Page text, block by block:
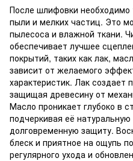
После шлифовки необходимо
пыли и мелких частиц. Это
пылесоса и влажной ткани.
обеспечивает лучшее
покрытий, таких как лак,
зависит от желаемого
характеристик. Лак создает
защищая древесину от
Масло проникает глубоко в
подчеркивая её
долговременную защиту.
блеск и приятное на ощупь
регулярного ухода и